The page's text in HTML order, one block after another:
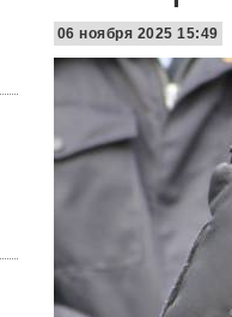
06 ноября 2025 15:49